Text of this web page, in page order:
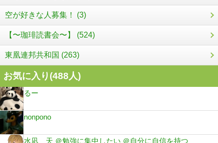
空が好きな人募集！ (3)
【〜珈琲読書会〜】 (524)
東凰連邦共和国 (263)
お気に入り(488人)
るー
nonpono
水凪 天 ＠勉強に集中したい ＠自分に自信を持つ